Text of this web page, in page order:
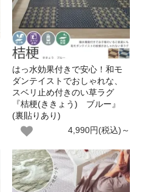
はっ水効果付きで安心！和モ
ダンテイストでおしゃれな、
スベリ止め付きのい草ラグ
『桔梗(ききょう) ブルー』
(裏貼りあり)
4,990円(税込)～